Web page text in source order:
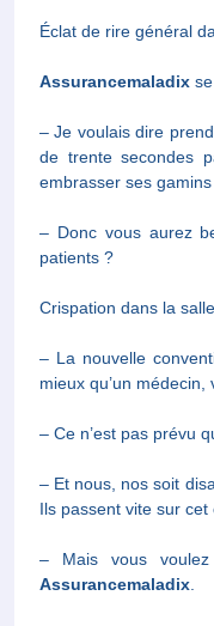
Éclat de rire général
Assurancemaladix
– Je voulais dire
trente secondes
gamins le soir…
– Donc vous aurez
qu’un médecin, vous
passent vite sur cet
Brouhaha dans la